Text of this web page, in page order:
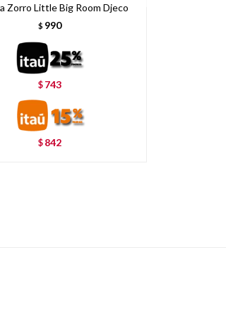
Zorro Little Big Room Djeco
$ 990
$ 743
$ 842